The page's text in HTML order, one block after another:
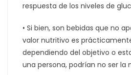
respuesta de los niveles de
• Si bien, son bebidas que no
valor nutritivo es
dependiendo del objetivo o
una persona, podrían no ser la